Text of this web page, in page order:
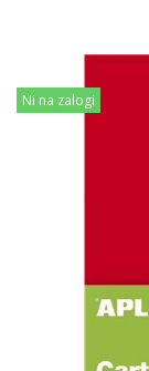
Ni na zalogi